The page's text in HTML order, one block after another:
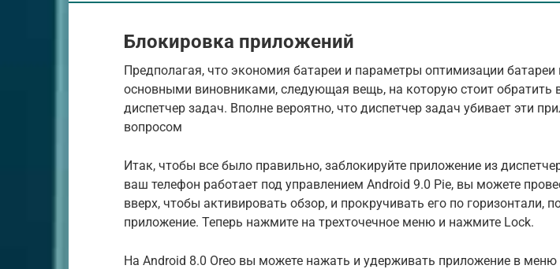
Блокировка приложений
Предполагая, что экономия батареи и параметры оптимизации батареи
основными виновниками, следующая вещь, на которую стоит обратить
диспетчер задач. Вполне вероятно, что диспетчер задач убивает эти
вопросом
Итак, чтобы все было правильно, заблокируйте приложение из
ваш телефон работает под управлением Android 9.0 Pie, вы можете
вверх, чтобы активировать обзор, и прокручивать его по горизонтали,
приложение. Теперь нажмите на трехточечное меню и нажмите Lock.
На Android 8.0 Oreo вы можете нажать и удерживать приложение в меню